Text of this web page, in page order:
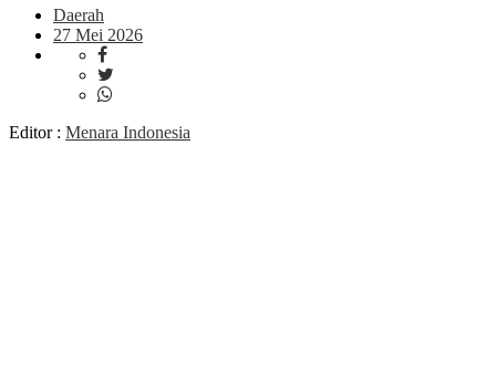
Daerah
27 Mei 2026
Editor : Menara Indonesia